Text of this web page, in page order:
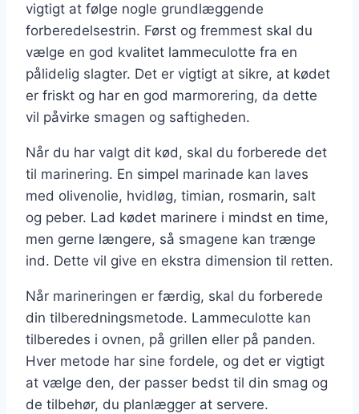
vigtigt at følge nogle grundlæggende
forberedelsestrin. Først og fremmest skal du
vælge en god kvalitet lammeculotte fra en
pålidelig slagter. Det er vigtigt at sikre, at kødet
er friskt og har en god marmorering, da dette
vil påvirke smagen og saftigheden.
Når du har valgt dit kød, skal du forberede det
til marinering. En simpel marinade kan laves
med olivenolie, hvidløg, timian, rosmarin, salt
og peber. Lad kødet marinere i mindst en time,
men gerne længere, så smagene kan trænge
ind. Dette vil give en ekstra dimension til retten.
Når marineringen er færdig, skal du forberede
din tilberedningsmetode. Lammeculotte kan
tilberedes i ovnen, på grillen eller på panden.
Hver metode har sine fordele, og det er vigtigt
at vælge den, der passer bedst til din smag og
de tilbehør, du planlægger at servere.